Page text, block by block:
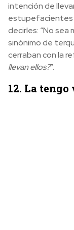
intención de
estupefacientes
decirles: “No sea
sinónimo de
cerraban con la
llevan ellos?”.
12. La